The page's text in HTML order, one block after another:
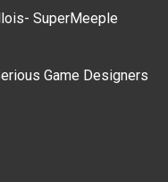
SuperMeeple
Game Designers